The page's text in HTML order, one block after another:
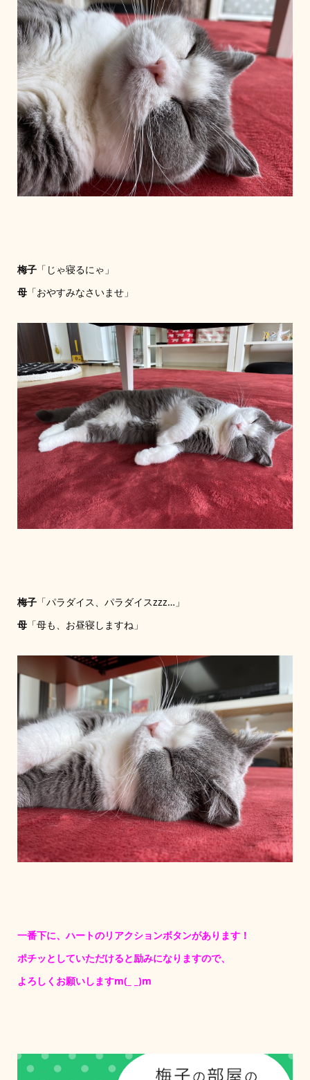
梅子「じゃ寝るにゃ」
母「おやすみなさいませ」
梅子「パラダイス、パラダイスzzz…」
母「母も、お昼寝しますね」
一番下に、ハートのリアクションボタンがあります！
ポチッとしていただけると励みになりますので、
よろしくお願いしますm(_ _)m